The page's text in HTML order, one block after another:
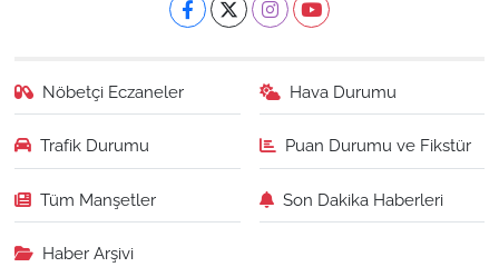
Nöbetçi Eczaneler Hava Durumu
Trafik Durumu Puan Durumu ve Fikstür
Tüm Manşetler Son Dakika Haberleri
Haber Arşivi